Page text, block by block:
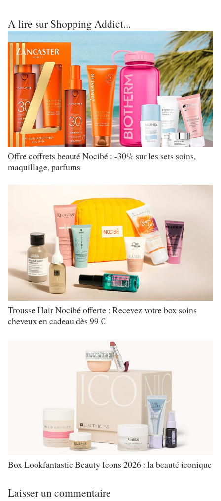
A lire sur Shopping Addict...
Offre coffrets beauté Nocibé : -30% sur les sets soins,
maquillage, parfums
Trousse Hair Nocibé offerte : Recevez votre box soins
cheveux en cadeau dès 99 €
Box Lookfantastic Beauty Icons 2026 : la beauté iconique
Laisser un commentaire